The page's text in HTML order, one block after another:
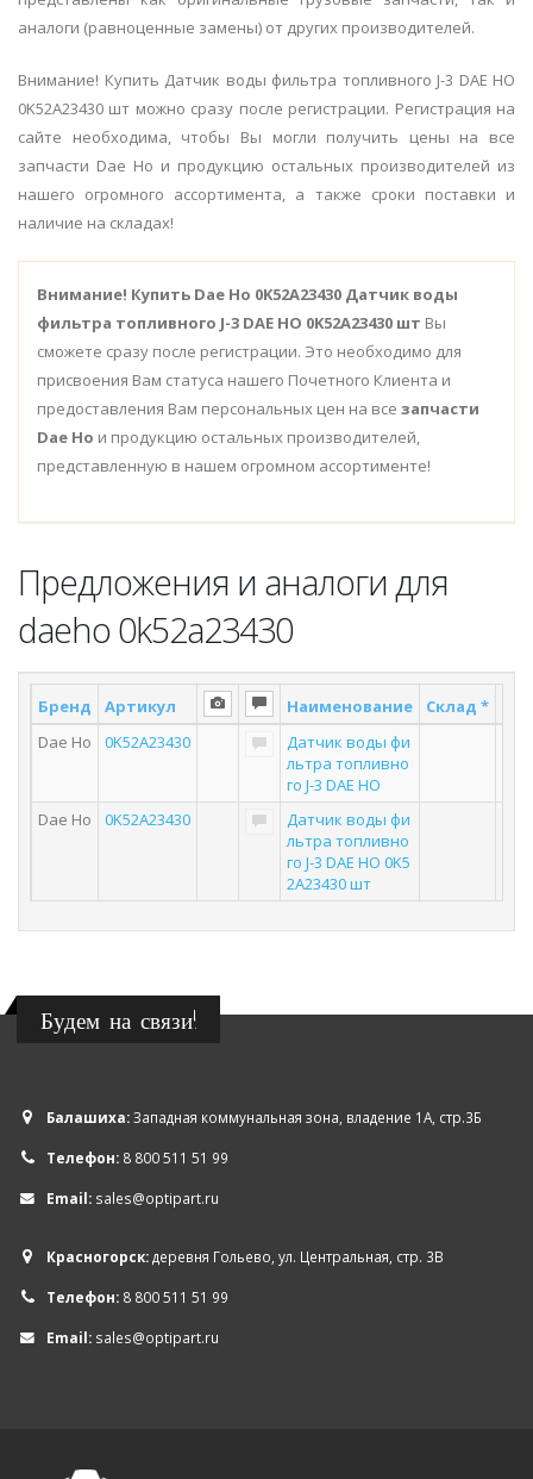
аналоги (равноценные замены) от других производителей.
Внимание! Купить Датчик воды фильтра топливного J-3 DAE HO
0K52A23430 шт можно сразу после регистрации. Регистрация на
сайте необходима, чтобы Вы могли получить цены на все
запчасти Dae Ho и продукцию остальных производителей из
нашего огромного ассортимента, а также сроки поставки и
наличие на складах!
Внимание! Купить Dae Ho 0K52A23430 Датчик воды
фильтра топливного J-3 DAE HO 0K52A23430 шт Вы
сможете сразу после регистрации. Это необходимо для
присвоения Вам статуса нашего Почетного Клиента и
предоставления Вам персональных цен на все запчасти
Dae Ho и продукцию остальных производителей,
представленную в нашем огромном ассортименте!
Предложения и аналоги для
daeho 0k52a23430
Бренд Артикул Наименование Склад *
Dae Ho
0K52A23430
Датчик воды фи
льтра топливно
го J-3 DAE HO
Dae Ho
0K52A23430
Датчик воды фи
льтра топливно
го J-3 DAE HO 0K5
2A23430 шт
Будем на связи!
Балашиха:Западная коммунальная зона, владение 1А, стр.3Б
Телефон: 8 800 511 51 99
Email: sales@optipart.ru
Красногорск:деревня Гольево, ул. Центральная, стр. 3В
Телефон: 8 800 511 51 99
Email: sales@optipart.ru